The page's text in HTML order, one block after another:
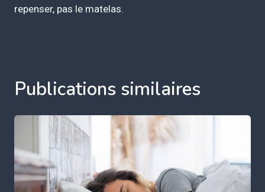
repenser, pas le matelas.
Publications similaires